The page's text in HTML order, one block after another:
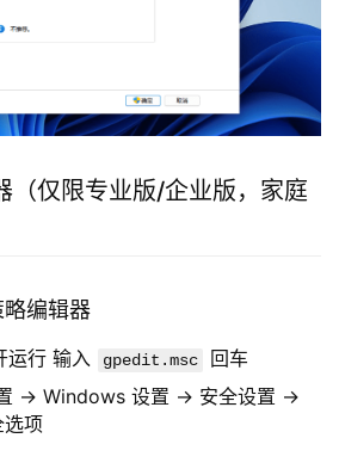
（仅限专业版/企业版，家庭
编辑器
运行 输入 gpedit.msc
回车
→ Windows 设置 → 安全设置 →
项